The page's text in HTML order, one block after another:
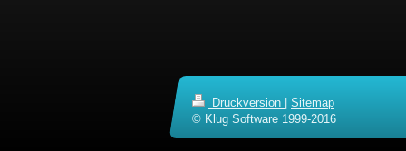
Druckversion
Sitemap
© Klug Software 1999-2016